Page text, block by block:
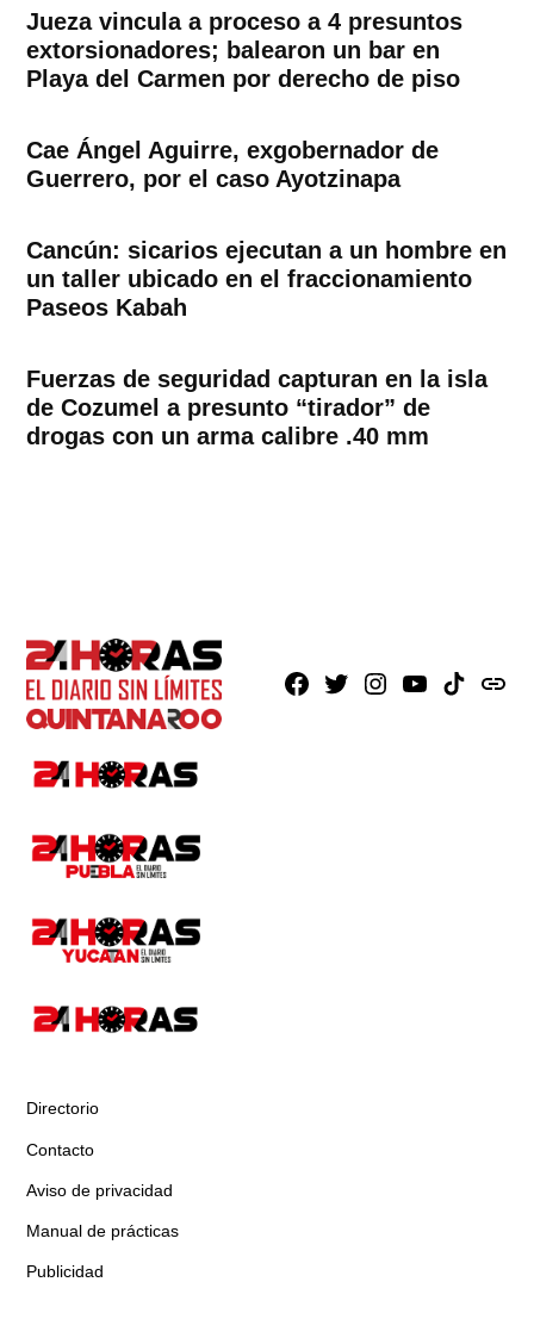
Jueza vincula a proceso a 4 presuntos
extorsionadores; balearon un bar en
Playa del Carmen por derecho de piso
Cae Ángel Aguirre, exgobernador de
Guerrero, por el caso Ayotzinapa
Cancún: sicarios ejecutan a un hombre en
un taller ubicado en el fraccionamiento
Paseos Kabah
Fuerzas de seguridad capturan en la isla
de Cozumel a presunto “tirador” de
drogas con un arma calibre .40 mm
Facebook
X Instagram
YoutubeTikTokissuu
Directorio
Contacto
Aviso de privacidad
Manual de prácticas
Publicidad